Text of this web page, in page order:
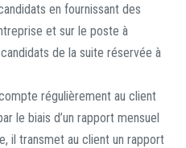
en fournissant des
et sur le poste à
de la suite réservée à
régulièrement au client
le biais d’un rapport mensuel
il transmet au client un rapport